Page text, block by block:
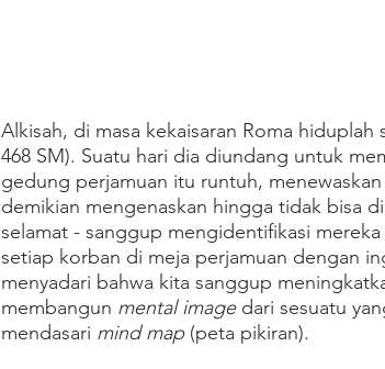
Alkisah, di masa kekaisaran Roma
468 SM). Suatu hari dia diundang untuk
gedung perjamuan itu runtuh,
demikian mengenaskan hingga tidak bisa
selamat - sanggup mengidentifikasi
setiap korban di meja perjamuan dengan
menyadari bahwa kita sanggup
membangun mental image dari sesuatu
mendasari mind map (peta pikiran).